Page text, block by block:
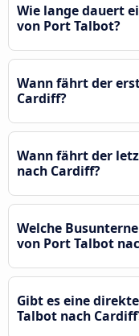
Wie lange dauert
von Port Talbot?
Wann fährt der
Cardiff?
Wann fährt der
nach Cardiff?
Welche
von Port Talbot
Gibt es eine
Talbot nach